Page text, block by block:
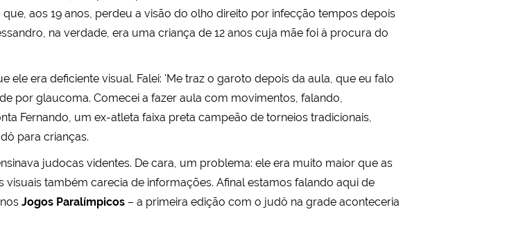
aos 19 anos, perdeu a visão do olho direito por infecção tempos depois
na verdade, era uma criança de 12 anos cuja mãe foi à procura do
era deficiente visual. Falei: 'Me traz o garoto depois da aula, que eu falo
por glaucoma. Comecei a fazer aula com movimentos, falando,
Fernando, um ex-atleta faixa preta campeão de torneios tradicionais,
para crianças.
judocas videntes. De cara, um problema: ele era muito maior que as
também carecia de informações. Afinal estamos falando aqui de
Jogos Paralímpicos – a primeira edição com o judô na grade aconteceria